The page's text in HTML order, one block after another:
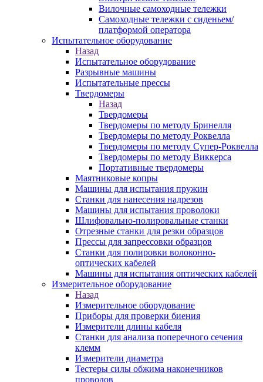
Вилочные самоходные тележки
Самоходные тележки с сиденьем/
платформой оператора
Испытательное оборудование
Назад
Испытательное оборудование
Разрывные машины
Испытательные прессы
Твердомеры
Назад
Твердомеры
Твердомеры по методу Бринелля
Твердомеры по методу Роквелла
Твердомеры по методу Супер-Роквелла
Твердомеры по методу Виккерса
Портативные твердомеры
Маятниковые копры
Машины для испытания пружин
Станки для нанесения надрезов
Машины для испытания проволоки
Шлифовально-полировальные станки
Отрезные станки для резки образцов
Прессы для запрессовки образцов
Станки для полировки волоконно-
оптических кабелей
Машины для испытания оптических кабелей
Измерительное оборудование
Назад
Измерительное оборудование
Приборы для проверки биения
Измерители длины кабеля
Станки для анализа поперечного сечения
клемм
Измерители диаметра
Тестеры силы обжима наконечников
проводов